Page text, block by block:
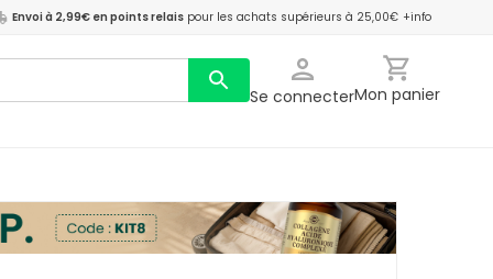
Envoi à 2,99€ en points relais pour les achats supérieurs à 25,00€ +info
Se connecterMon panier